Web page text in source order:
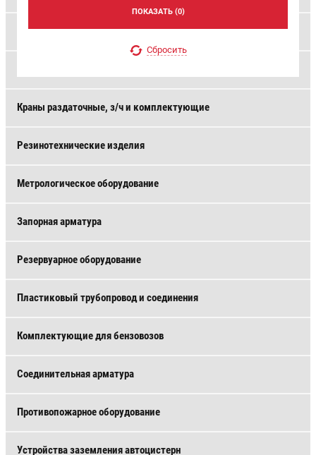
Контейнерные АЗС
Краны раздаточные, з/ч и комплектующие
Резинотехнические изделия
Метрологическое оборудование
Запорная арматура
Резервуарное оборудование
Пластиковый трубопровод и соединения
Комплектующие для бензовозов
Соединительная арматура
Противопожарное оборудование
Устройства заземления автоцистерн
ПОКАЗАТЬ (0)
Сбросить